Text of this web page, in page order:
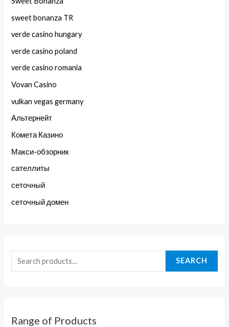
sweet bonanza TR
verde casino hungary
verde casino poland
verde casino romania
Vovan Casino
vulkan vegas germany
Альтернейт
Комета Казино
Макси-обзорник
сателлиты
сеточный
сеточный домен
SEARCH
Range of Products